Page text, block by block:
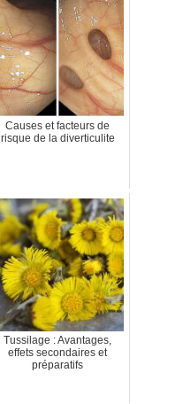
Causes et facteurs de
risque de la diverticulite
Tussilage : Avantages,
effets secondaires et
préparatifs